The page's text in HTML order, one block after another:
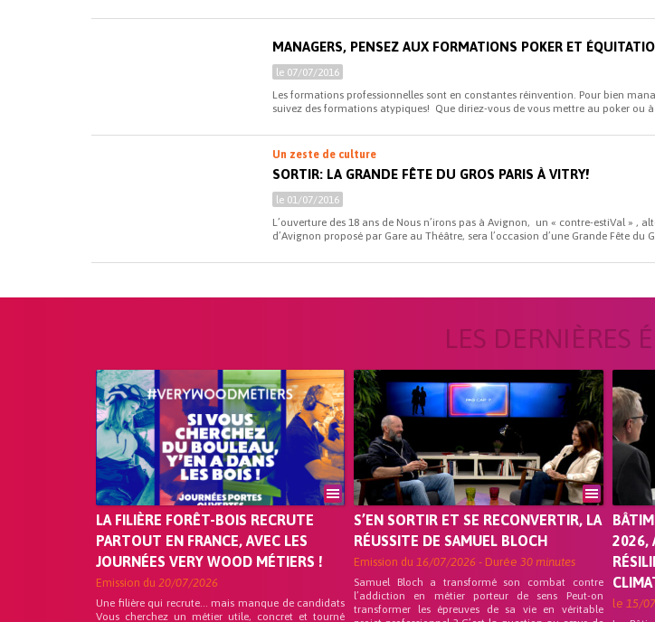
MANAGERS, PENSEZ AUX FORMATIONS POKER ET
le 07/07/2016
Les formations professionnelles sont en constantes réinvention. Pour bien
suivez des formations atypiques! Que diriez-vous de vous mettre au poker ou à
Un zeste de culture
SORTIR: LA GRANDE FÊTE DU GROS PARIS À VITRY!
le 01/07/2016
L’ouverture des 18 ans de Nous n’irons pas à Avignon, un « contre-estiVal » ,
d’Avignon proposé par Gare au Théâtre, sera l’occasion d’une Grande Fête du
LES DERNIÈRES
LA FILIÈRE FORÊT-BOIS RECRUTE
PARTOUT EN FRANCE, AVEC LES
JOURNÉES VERY WOOD MÉTIERS !
Emission du 20/07/2026
Une filière qui recrute… mais manque de candidats
Vous cherchez un métier utile, concret et tourné
S’EN SORTIR ET SE RECONVERTIR, LA
RÉUSSITE DE SAMUEL BLOCH
Emission du16/07/2026 - Durée30 minutes
Samuel Bloch a transformé son combat contre
l’addiction en métier porteur de sens Peut-on
transformer les épreuves de sa vie en véritable
2026,
le 15/